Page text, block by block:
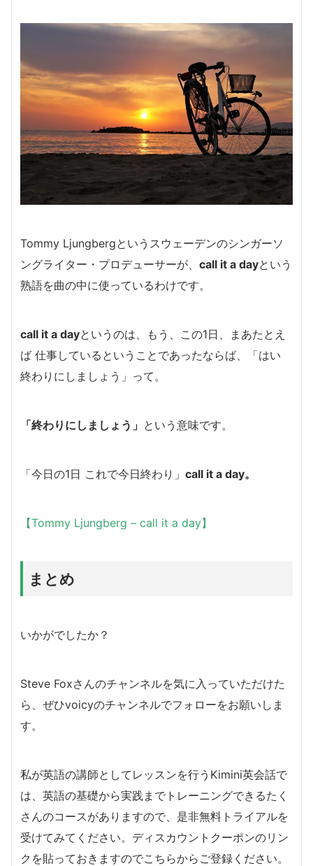
Tommy Ljungbergというスウェーデンのシンガーソ
ングライター・プロデューサーが、 call it a dayという
熟語を曲の中に使っているわけです。
call it a dayというのは、もう、この1日、まあたとえ
ば 仕事しているということであったならば、「はい
終わりにしましょう」って。
「終わりにしましょう」 という意味です。
「今日の1日 これで今日終わり」 call it a day。
【Tommy Ljungberg – call it a day】
まとめ
いかがでしたか？
Steve Foxさんのチャンネルを気に入っていただけた
ら、ぜひvoicyのチャンネルでフォローをお願いしま
す。
私が英語の講師としてレッスンを行うKimini英会話で
は、英語の基礎から実践までトレーニングできるたく
さんのコースがありますので、是非無料トライアルを
受けてみてください。ディスカウントクーポンのリン
クを貼っておきますのでこちらからご登録ください。